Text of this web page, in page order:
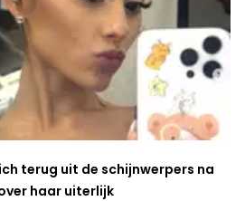
terug uit de schijnwerpers na
haar uiterlijk